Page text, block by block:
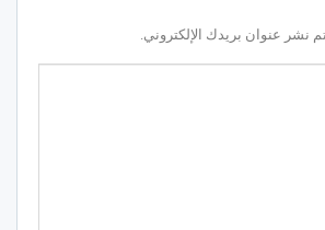
نشر عنوان بريدك الإلكتروني.